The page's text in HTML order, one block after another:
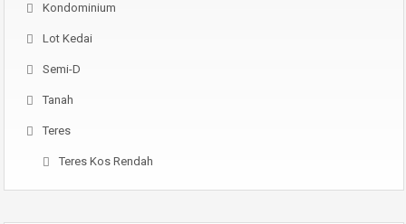
Kondominium
Lot Kedai
Semi-D
Tanah
Teres
Teres Kos Rendah